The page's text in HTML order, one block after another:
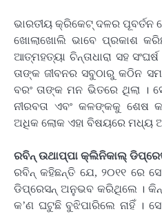
ଭାରତୀୟ କ୍ରିକେଟ୍ ଦଳର ପୂବର୍ତନ
ଖୋଲାଖୋଲି ଭାବେ ପ୍ରକାଶ
ଆତ୍ମହତ୍ୟା ଚିନ୍ତାଧାରା ସହ
ତାଙ୍କ ଜୀବନର ସବୁଠାରୁ କଠିନ
ବରଂ ତାଙ୍କ ମନ ଭିତରେ ଥିଲା ।
ନୀରବତା ଏବଂ କଳଙ୍କକୁ ଶେଷ
ଅଧିକ ଲୋକ ଏହା ବିଷୟରେ ମଧ୍ୟ
ରବିନ୍ ଉଥାପ୍ପା କ୍ଲିନିକାଲ୍
ରବିନ୍ କହିଛନ୍ତି ଯେ, ୨୦୧୧ ରେ
ଡିପ୍ରେସନ୍ ଅନୁଭବ କରିଥିଲେ ।
କ’ଣ ଘଟୁଛି ବୁଝିପାରିଲେ ନାହିଁ ।